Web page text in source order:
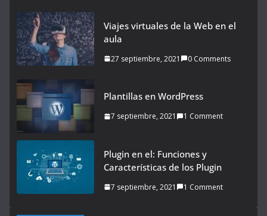
Viajes virtuales de la Web en el
aula
27 septiembre, 2021 0 Comments
Plantillas en WordPress
7 septiembre, 2021 1 Comment
Plugin en el: Funciones y
Características de los Plugin
7 septiembre, 2021 1 Comment